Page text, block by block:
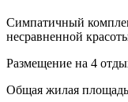
Симпатичный
несравненной
Размещение на 4
Общая жилая